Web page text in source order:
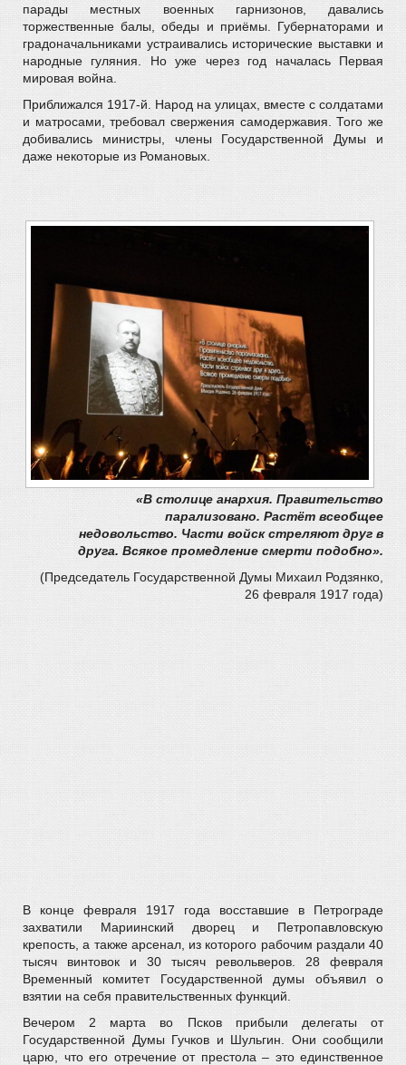
парады местных военных гарнизонов, давались
торжественные балы, обеды и приёмы. Губернаторами и
градоначальниками устраивались исторические выставки и
народные гуляния. Но уже через год началась Первая
мировая война.
Приближался 1917-й. Народ на улицах, вместе с солдатами
и матросами, требовал свержения самодержавия. Того же
добивались министры, члены Государственной Думы и
даже некоторые из Романовых.
«В столице анархия. Правительство
парализовано. Растёт всеобщее
недовольство. Части войск стреляют друг в
друга. Всякое промедление смерти подобно».
(Председатель Государственной Думы Михаил Родзянко,
26 февраля 1917 года)
В конце февраля 1917 года восставшие в Петрограде
захватили Мариинский дворец и Петропавловскую
крепость, а также арсенал, из которого рабочим раздали 40
тысяч винтовок и 30 тысяч револьверов. 28 февраля
Временный комитет Государственной думы объявил о
взятии на себя правительственных функций.
Вечером 2 марта во Псков прибыли делегаты от
Государственной Думы Гучков и Шульгин. Они сообщили
царю, что его отречение от престола – это единственное